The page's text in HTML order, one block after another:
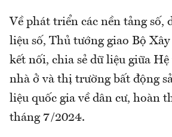
Về phát triển các nền tảng số,
liệu số, Thủ tướng giao Bộ
kết nối, chia sẻ dữ liệu giữa
nhà ở và thị trường bất động
liệu quốc gia về dân cư, hoàn
tháng 7/2024.